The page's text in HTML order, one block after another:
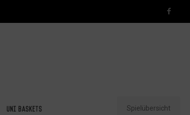
Uni Baskets Spielübersicht